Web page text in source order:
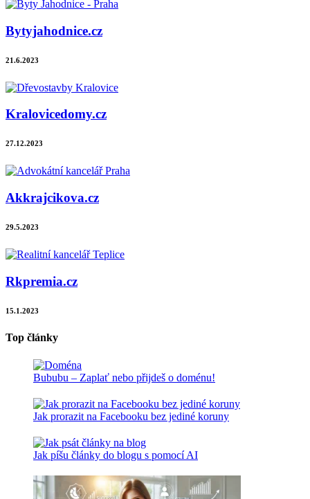
Bytyjahodnice.cz
21.6.2023
Kralovicedomy.cz
27.12.2023
Akkrajcikova.cz
29.5.2023
Rkpremia.cz
15.1.2023
Top články
Bububu – Zaplať nebo přijdeš o doménu!
Jak prorazit na Facebooku bez jediné koruny
Jak píšu články do blogu s pomocí AI